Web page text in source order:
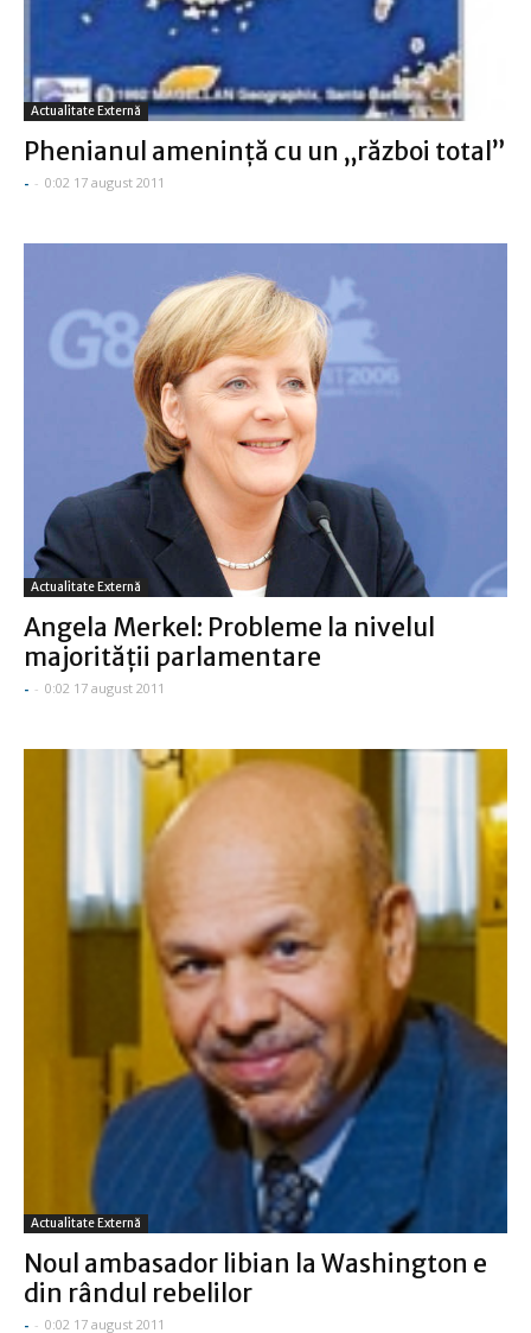
Actualitate Externă
Phenianul ameninţă cu un „război total”
- - 0:02 17 august 2011
Actualitate Externă
Angela Merkel: Probleme la nivelul
majorităţii parlamentare
- - 0:02 17 august 2011
Actualitate Externă
Noul ambasador libian la Washington e
din rândul rebelilor
- - 0:02 17 august 2011